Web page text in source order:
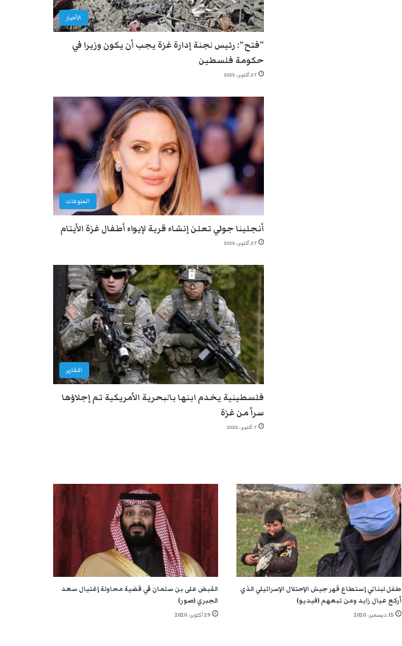
الأخبار
“فتح”: رئيس لجنة إدارة غزة يجب أن يكون وزيرا في
حكومة فلسطين
27 أكتوبر، 2025
المنوعات
أنجلينا جولي تعلن إنشاء قرية لإيواء أطفال غزة الأيتام
27 أكتوبر، 2025
التقارير
فلسطينية يخدم ابنها بالبحرية الأمريكية تم إجلاؤها
سراً من غزة
7 أكتوبر، 2025
طفل لبناني إستطاع قهر جيش الإحتلال الإسرائيلي الذي
أركع عيال زايد ومن تبعهم (فيديو)
15 ديسمبر، 2020
القبض على بن سلمان في قضية محاولة إغتيال سعد
الجبري (صور)
29 أكتوبر، 2020